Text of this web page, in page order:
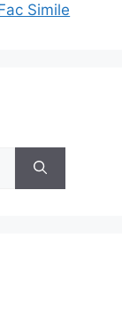
Simile